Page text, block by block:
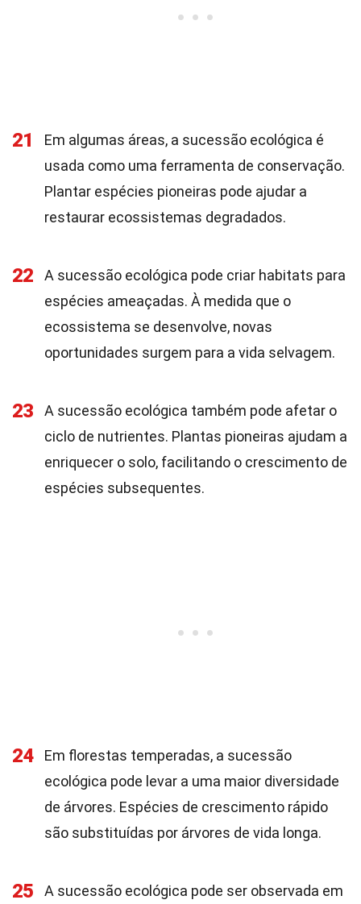
21
Em algumas áreas, a sucessão ecológica é
usada como uma ferramenta de conservação.
Plantar espécies pioneiras pode ajudar a
restaurar ecossistemas degradados.
22
A sucessão ecológica pode criar habitats para
espécies ameaçadas. À medida que o
ecossistema se desenvolve, novas
oportunidades surgem para a vida selvagem.
23
A sucessão ecológica também pode afetar o
ciclo de nutrientes. Plantas pioneiras ajudam a
enriquecer o solo, facilitando o crescimento de
espécies subsequentes.
24
Em florestas temperadas, a sucessão
ecológica pode levar a uma maior diversidade
de árvores. Espécies de crescimento rápido
são substituídas por árvores de vida longa.
25
A sucessão ecológica pode ser observada em